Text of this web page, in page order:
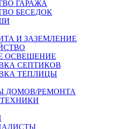
ГАРАЖА
БЕСЕДОК
И ЗАЗЕМЛЕНИЕ
ОСВЕЩЕНИЕ
СЕПТИКОВ
ТЕПЛИЦЫ
ДОМОВ/РЕМОНТА